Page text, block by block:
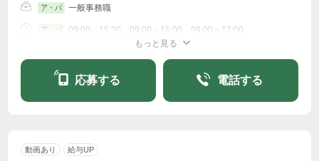
ア・パ 一般事務職
ア・パ 09:00～15:30、09:00～16:00、09:00～17:00
もっと見る
応募する 電話する
動画あり 給与UP